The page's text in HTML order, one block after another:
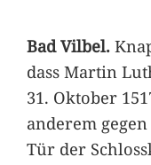
Bad Vilbel.
dass Martin
31. Oktober
anderem
Tür der